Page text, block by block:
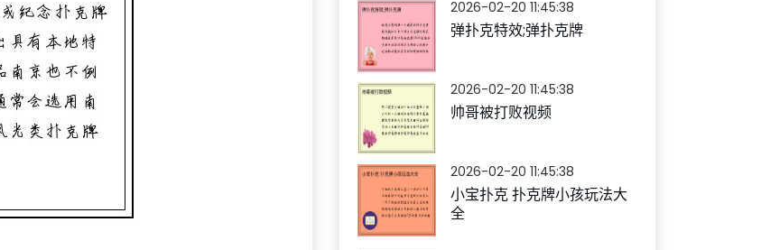
2026-02-20 11:45:38
弹扑克特效;弹扑克牌
2026-02-20 11:45:38
帅哥被打败视频
2026-02-20 11:45:38
小宝扑克 扑克牌小孩玩法大
全